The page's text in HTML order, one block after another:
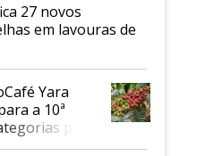
27 novos
em lavouras de
Yara
a 10ª
para